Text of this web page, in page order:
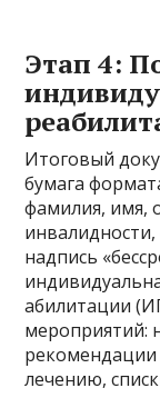
Этап 4:
Итоговый
бумага
фамилия, имя,
инвалидности,
надпись
абилитации
мероприятий:
лечению,